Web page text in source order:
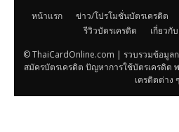
หน้าแรก ข่าว/โปรโมชั่นบัตรเครดิต
รีวิวบัตรเครดิต
เกี่ยวกั
© ThaiCardOnline.com | รวบรวมข้อมูล
สมัครบัตรเครดิต ปัญหาการใช้บัตรเครดิต
เครดิตต่าง ๆ